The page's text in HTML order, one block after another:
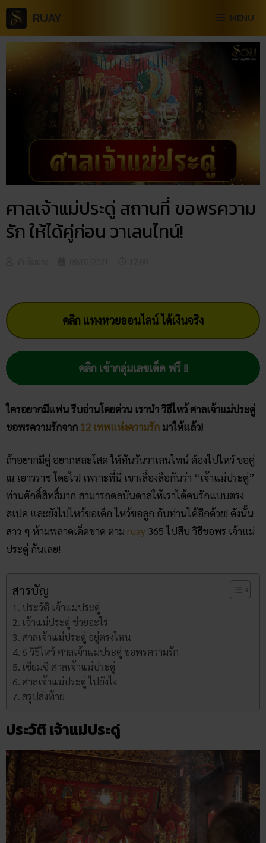
RUAY MENU
ศาลเจ้าแม่ประดู่ สถานที่ ขอพรความ
รัก ให้ได้คู่ก่อน วาเลนไทน์!
คลิก แทงหวยออนไลน์ ได้เงินจริง
คลิก เข้ากลุ่มเลขเด็ด ฟรี !!
ใครอยากมีแฟน รีบอ่านโดยด่วน เรานำ วิธีไหว้ ศาลเจ้าแม่ประดู่
ขอพรความรักจาก 12 เทพแห่งความรัก มาให้แล้ว!
ถ้าอยากมีคู่ อยากสละโสด ให้ทันวันวาเลนไทน์ ต้องไปไหว้ ขอคู่
ณ เยาวราช โดยไว! เพราะที่นี่ เขาเลื่องลือกันว่า “เจ้าแม่ประดู่”
ท่านศักดิ์สิทธิ์มาก สามารถดลบันดาลให้เราได้คนรักแบบตรง
สเปค และยังไปไหว้ขอเด็ก ไหว้ขอลูก กับท่านได้อีกด้วย! ดังนั้น
สาว ๆ ห้ามพลาดเด็ดขาด ตาม ruay 365 ไปสืบ วิธีขอพร เจ้าแม่
ประดู่ กันเลย!
สารบัญ
ประวัติ เจ้าแม่ประดู่
เจ้าแม่ประดู่ ช่วยอะไร
ศาลเจ้าแม่ประดู่ อยู่ตรงไหน
6 วิธีไหว้ ศาลเจ้าแม่ประดู่ ขอพรความรัก
เซียมซี ศาลเจ้าแม่ประดู่
ศาลเจ้าแม่ประดู่ ไปยังไง
สรุปส่งท้าย
ประวัติ เจ้าแม่ประดู่